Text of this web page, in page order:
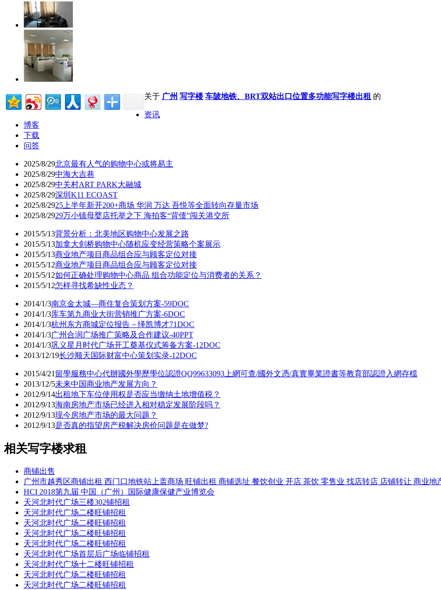
关于 广州 写字楼 车陂地铁、BRT双站出口位置多功能写字楼出租 的
资讯
博客
下载
问答
2025/8/29北京最有人气的购物中心或将易主
2025/8/29中海大吉巷
2025/8/29中关村ART PARK大融城
2025/8/29深圳K11 ECOAST
2025/8/2925上半年新开200+商场 华润 万达 吾悦等全面转向存量市场
2025/8/2929万小镇母婴店托举之下 海拍客“背债”闯关港交所
2015/5/13背景分析：北美地区购物中心发展之路
2015/5/13加拿大剑桥购物中心随机应变经营策略个案展示
2015/5/13商业地产项目商品组合应与顾客定位对接
2015/5/12商业地产项目商品组合应与顾客定位对接
2015/5/12如何正确处理购物中心商品 组合功能定位与消费者的关系？
2015/5/12怎样寻找希缺性业态？
2014/1/3南京金太城—商住复合策划方案-59DOC
2014/1/3库车第九商业大街营销推广方案-6DOC
2014/1/3杭州东方商城定位报告－绎凯博才71DOC
2014/1/3广州合润广场推广策略及合作建议-40PPT
2014/1/3巩义星月时代广场开工奠基仪式筹备方案-12DOC
2013/12/19长沙顺天国际财富中心策划实录-12DOC
2015/4/21留學服務中心代辦國外學歷學位認證QQ99633093上網可查/國外文憑/真實畢業證書等教育部認證入網存檔
2013/12/5未来中国商业地产发展方向？
2012/9/14出租地下车位使用权是否应当缴纳土地增值税？
2012/9/13海南房地产市场已经进入相对稳定发展阶段吗？
2012/9/13现今房地产市场的最大问题？
2012/9/13是否真的指望房产税解决房价问题是在做梦?
相关写字楼求租
商铺出售
广州市越秀区商铺出租 西门口地铁站上盖商场 旺铺出租 商铺选址 餐饮创业 开店 茶饮 零售业 找店转店 店铺转让 商业地
HCI 2018第九届 中国（广州）国际健康保健产业博览会
天河北时代广场三楼302铺招租
天河北时代广场二楼旺铺招租
天河北时代广场二楼旺铺招租
天河北时代广场二楼旺铺招租
天河北时代广场二楼旺铺招租
天河北时代广场首层后广场临铺招租
天河北时代广场十二楼旺铺招租
天河北时代广场二楼旺铺招租
天河北时代广场二楼旺铺招租